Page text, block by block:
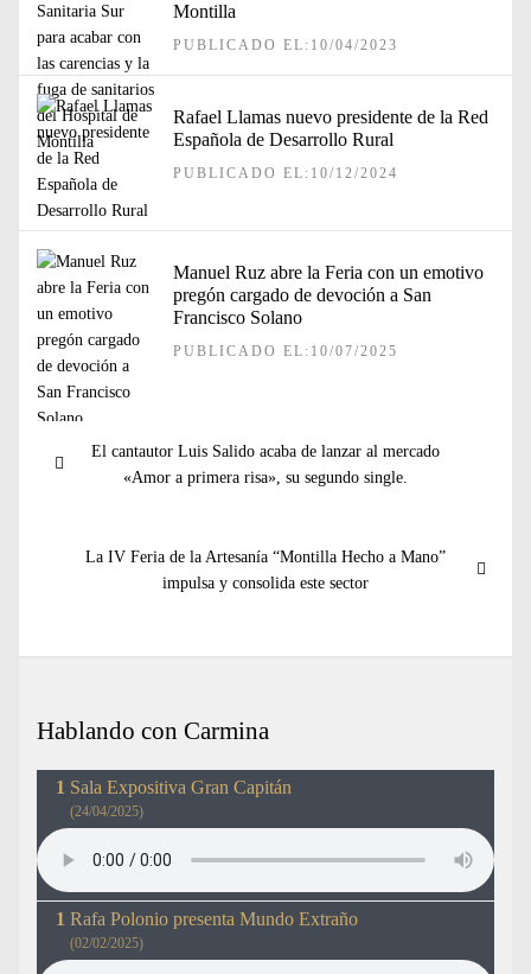
Montilla
PUBLICADO EL:10/04/2023
Rafael Llamas nuevo presidente de la Red
Española de Desarrollo Rural
PUBLICADO EL:10/12/2024
Manuel Ruz abre la Feria con un emotivo
pregón cargado de devoción a San
Francisco Solano
PUBLICADO EL:10/07/2025
de
Entrada
anterior:
El cantautor Luis Salido acaba de lanzar al mercado
«Amor a primera risa», su segundo single.
Entrada
La IV Feria de la Artesanía “Montilla Hecho a Mano”
impulsa y consolida este sector
Hablando con Carmina
Sala Expositiva Gran Capitán
(24/04/2025)
Rafa Polonio presenta Mundo Extraño
(02/02/2025)